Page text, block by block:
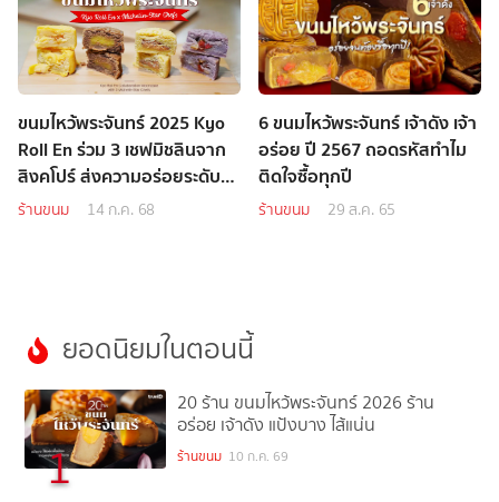
ขนมไหว้พระจันทร์ 2025 Kyo
Roll En ร่วม 3 เชฟมิชลินจาก
สิงคโปร์ ส่งความอร่อยระดับ
ตำนาน
ร้านขนม 14 ก.ค. 68
6 ขนมไหว้พระจันทร์ เจ้าดัง เจ้า
อร่อย ปี 2567 ถอดรหัสทำไม
ติดใจซื้อทุกปี
ร้านขนม 29 ส.ค. 65
ยอดนิยมในตอนนี้
1
20 ร้าน ขนมไหว้พระจันทร์ 2026 ร้าน
อร่อย เจ้าดัง แป้งบาง ไส้แน่น
ร้านขนม 10 ก.ค. 69